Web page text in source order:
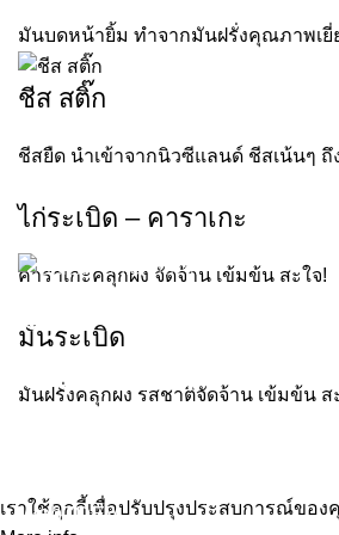
มันบดหน้ายิ้ม ทำจากมันฝรั่งคุณภาพเยี่
ชีส สติ๊ก
ชีสยืด นำเข้าจากนิวซีแลนด์ ชีสเน้นๆ ถึ
ไก่ระเบิด – คาราเกะ
คาราเกะคลุกผง จัดจ้าน เข้มข้น สะใจ!
มันระเบิด
มันฝรั่งคลุกผง รสชาติจัดจ้าน เข้มข้น ส
by Panus
Co., Ltd.
WebZDEV.
เราใช้คุกกี้เพื่อปรับปรุงประสบการณ์ของ